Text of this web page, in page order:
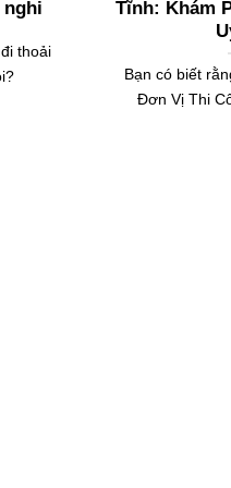
nghi
thoải
Tĩnh: Khám
Bạn có biết
Đơn Vị Thi